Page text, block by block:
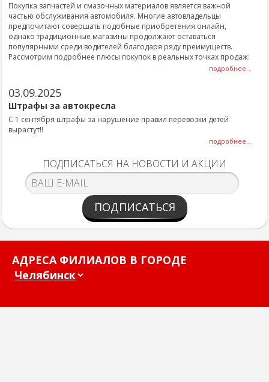
Покупка запчастей и смазочных материалов является важной
частью обслуживания автомобиля. Многие автовладельцы
предпочитают совершать подобные приобретения онлайн,
однако традиционные магазины продолжают оставаться
популярными среди водителей благодаря ряду преимуществ.
Рассмотрим подробнее плюсы покупок в реальных точках продаж:
подробнее...
03.09.2025
Штрафы за автокресла
С 1 сентября штрафы за нарушение правил перевозки детей
вырастут!!
подробнее...
ПОДПИСАТЬСЯ НА НОВОСТИ И АКЦИИ
ПОДПИСАТЬСЯ
АДРЕСА ФИЛИАЛОВ В ГОРОДЕ